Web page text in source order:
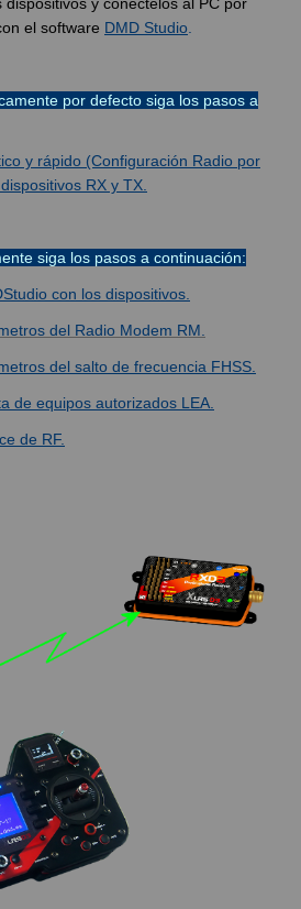
el software DMD Studio
por defecto siga los pasos a
y rápido (Configuración Radio por
RX y TX.
siga los pasos a continuación:
con los dispositivos.
del Radio Modem RM.
del salto de frecuencia FHSS.
de equipos autorizados LEA.
de RF.